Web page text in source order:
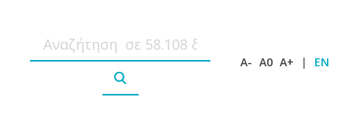
A- A0 A+ | EN